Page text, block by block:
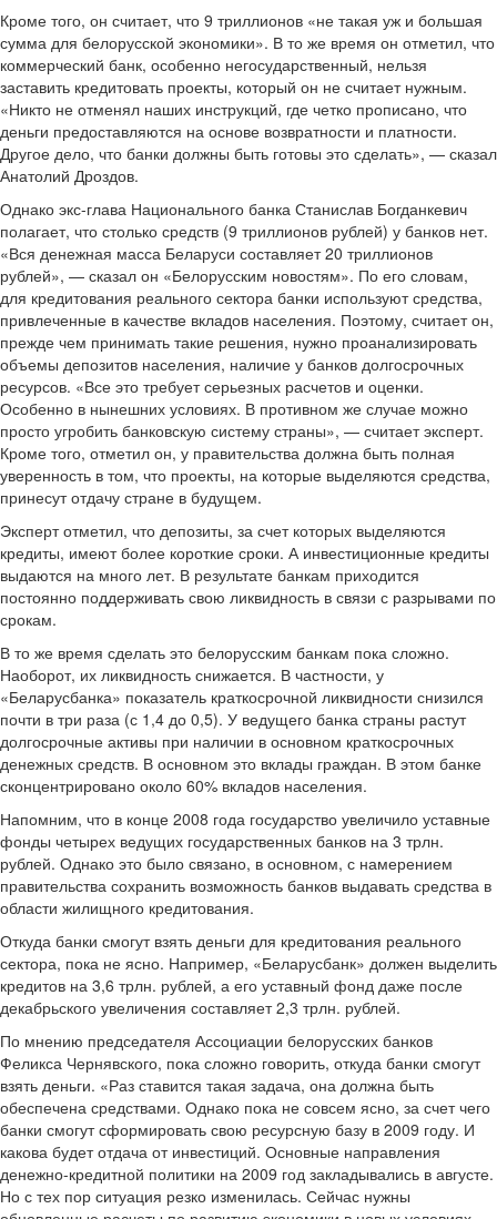
Кроме того, он считает, что 9 триллионов «не такая уж и большая
сумма для белорусской экономики». В то же время он отметил, что
коммерческий банк, особенно негосударственный, нельзя
заставить кредитовать проекты, который он не считает нужным.
«Никто не отменял наших инструкций, где четко прописано, что
деньги предоставляются на основе возвратности и платности.
Другое дело, что банки должны быть готовы это сделать», — сказал
Анатолий Дроздов.
Однако экс-глава Национального банка Станислав Богданкевич
полагает, что столько средств (9 триллионов рублей) у банков нет.
«Вся денежная масса Беларуси составляет 20 триллионов
рублей», — сказал он «Белорусским новостям». По его словам,
для кредитования реального сектора банки используют средства,
привлеченные в качестве вкладов населения. Поэтому, считает он,
прежде чем принимать такие решения, нужно проанализировать
объемы депозитов населения, наличие у банков долгосрочных
ресурсов. «Все это требует серьезных расчетов и оценки.
Особенно в нынешних условиях. В противном же случае можно
просто угробить банковскую систему страны», — считает эксперт.
Кроме того, отметил он, у правительства должна быть полная
уверенность в том, что проекты, на которые выделяются средства,
принесут отдачу стране в будущем.
Эксперт отметил, что депозиты, за счет которых выделяются
кредиты, имеют более короткие сроки. А инвестиционные кредиты
выдаются на много лет. В результате банкам приходится
постоянно поддерживать свою ликвидность в связи с разрывами по
срокам.
В то же время сделать это белорусским банкам пока сложно.
Наоборот, их ликвидность снижается. В частности, у
«Беларусбанка» показатель краткосрочной ликвидности снизился
почти в три раза (с 1,4 до 0,5). У ведущего банка страны растут
долгосрочные активы при наличии в основном краткосрочных
денежных средств. В основном это вклады граждан. В этом банке
сконцентрировано около 60% вкладов населения.
Напомним, что в конце 2008 года государство увеличило уставные
фонды четырех ведущих государственных банков на 3 трлн.
рублей. Однако это было связано, в основном, с намерением
правительства сохранить возможность банков выдавать средства в
области жилищного кредитования.
Откуда банки смогут взять деньги для кредитования реального
сектора, пока не ясно. Например, «Беларусбанк» должен выделить
кредитов на 3,6 трлн. рублей, а его уставный фонд даже после
декабрьского увеличения составляет 2,3 трлн. рублей.
По мнению председателя Ассоциации белорусских банков
Феликса Чернявского, пока сложно говорить, откуда банки смогут
взять деньги. «Раз ставится такая задача, она должна быть
обеспечена средствами. Однако пока не совсем ясно, за счет чего
банки смогут сформировать свою ресурсную базу в 2009 году. И
какова будет отдача от инвестиций. Основные направления
денежно-кредитной политики на 2009 год закладывались в августе.
Но с тех пор ситуация резко изменилась. Сейчас нужны